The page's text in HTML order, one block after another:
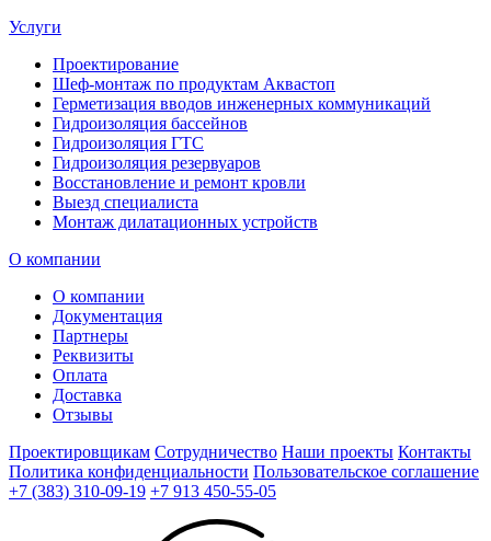
Услуги
Проектирование
Шеф-монтаж по продуктам Аквастоп
Герметизация вводов инженерных коммуникаций
Гидроизоляция бассейнов
Гидроизоляция ГТС
Гидроизоляция резервуаров
Восстановление и ремонт кровли
Выезд специалиста
Монтаж дилатационных устройств
О компании
О компании
Документация
Партнеры
Реквизиты
Оплата
Доставка
Отзывы
Проектировщикам Сотрудничество Наши проекты Контакты
Политика конфиденциальности Пользовательское соглашение
+7 (383) 310-09-19 +7 913 450-55-05